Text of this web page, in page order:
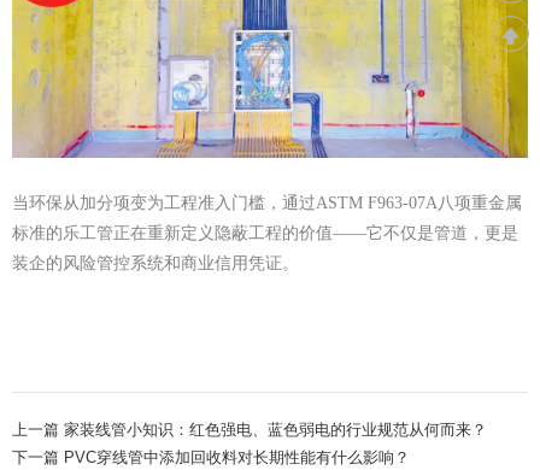
当环保从加分项变为工程准入门槛，通过ASTM F963-07A八项重金属
标准的乐工管正在重新定义隐蔽工程的价值——它不仅是管道，更是
装企的风险管控系统和商业信用凭证。
上一篇 家装线管小知识：红色强电、蓝色弱电的行业规范从何而来？
下一篇 PVC穿线管中添加回收料对长期性能有什么影响？